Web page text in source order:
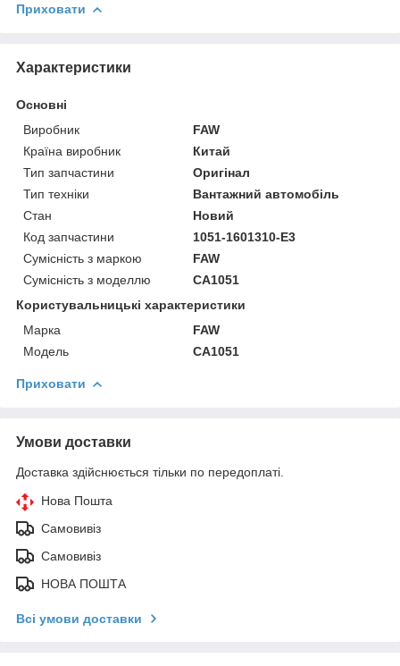
Приховати
Характеристики
Основні
Виробник
FAW
Країна виробник
Китай
Тип запчастини
Оригінал
Тип техніки
Вантажний автомобіль
Стан
Новий
Код запчастини
1051-1601310-Е3
Сумісність з маркою
FAW
Сумісність з моделлю
CA1051
Користувальницькі характеристики
Марка
FAW
Модель
CA1051
Приховати
Умови доставки
Доставка здійснюється тільки по передоплаті.
Нова Пошта
Самовивіз
Самовивіз
НОВА ПОШТА
Всі умови доставки